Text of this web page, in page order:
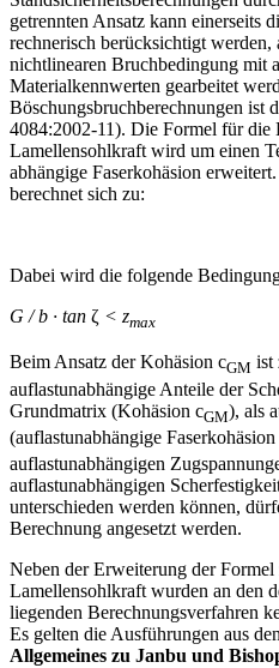
getrennten Ansatz kann einerseits
rechnerisch berücksichtigt werden,
nichtlinearen Bruchbedingung mit
Materialkennwerten gearbeitet
Böschungsbruchberechnungen ist
4084:2002-11). Die Formel für die
Lamellensohlkraft wird um einen
abhängige Faserkohäsion
berechnet sich zu:
Dabei wird die folgende
G / b · tan ζ < zmax
Beim Ansatz der Kohäsion cGM ist
auflastunabhängige Anteile der
Grundmatrix (Kohäsion cGM), als
(auflastunabhängige Faserkohäsion
auflastunabhängigen
auflastunabhängigen
unterschieden werden können,
Berechnung angesetzt werden.
Neben der Erweiterung der
Lamellensohlkraft wurden an den
liegenden Berechnungsverfahren
Es gelten die Ausführungen aus
Allgemeines zu Janbu und